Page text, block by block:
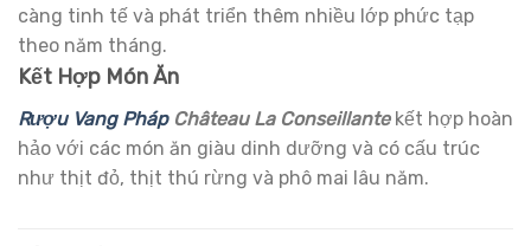
càng tinh tế và phát triển thêm nhiều lớp phức tạp
theo năm tháng.
Kết Hợp Món Ăn
Rượu Vang PhápChâteau La Conseillante kết hợp hoàn
hảo với các món ăn giàu dinh dưỡng và có cấu trúc
như thịt đỏ, thịt thú rừng và phô mai lâu năm.